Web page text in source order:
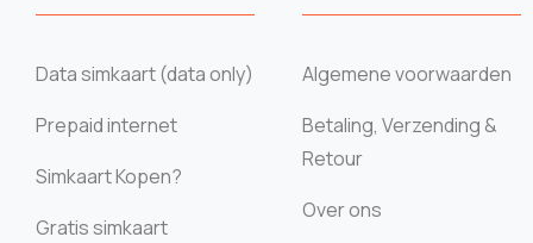
Data simkaart (data only)
Prepaid internet
Simkaart Kopen?
Gratis simkaart
Algemene voorwaarden
Betaling, Verzending &
Retour
Over ons